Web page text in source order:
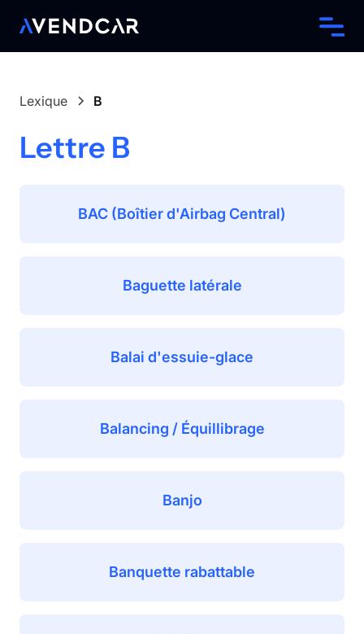
Lexique B
Lettre B
BAC (Boîtier d'Airbag Central)
Baguette latérale
Balai d'essuie-glace
Balancing / Équillibrage
Banjo
Banquette rabattable